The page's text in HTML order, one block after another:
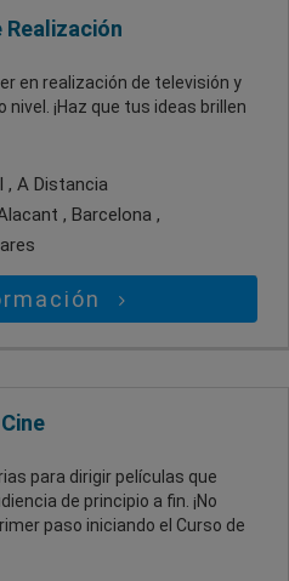
Realización
en realización de televisión y
nivel. ¡Haz que tus ideas brillen
, A Distancia
, Barcelona ,
para dirigir películas que
de principio a fin. ¡No
paso iniciando el Curso de